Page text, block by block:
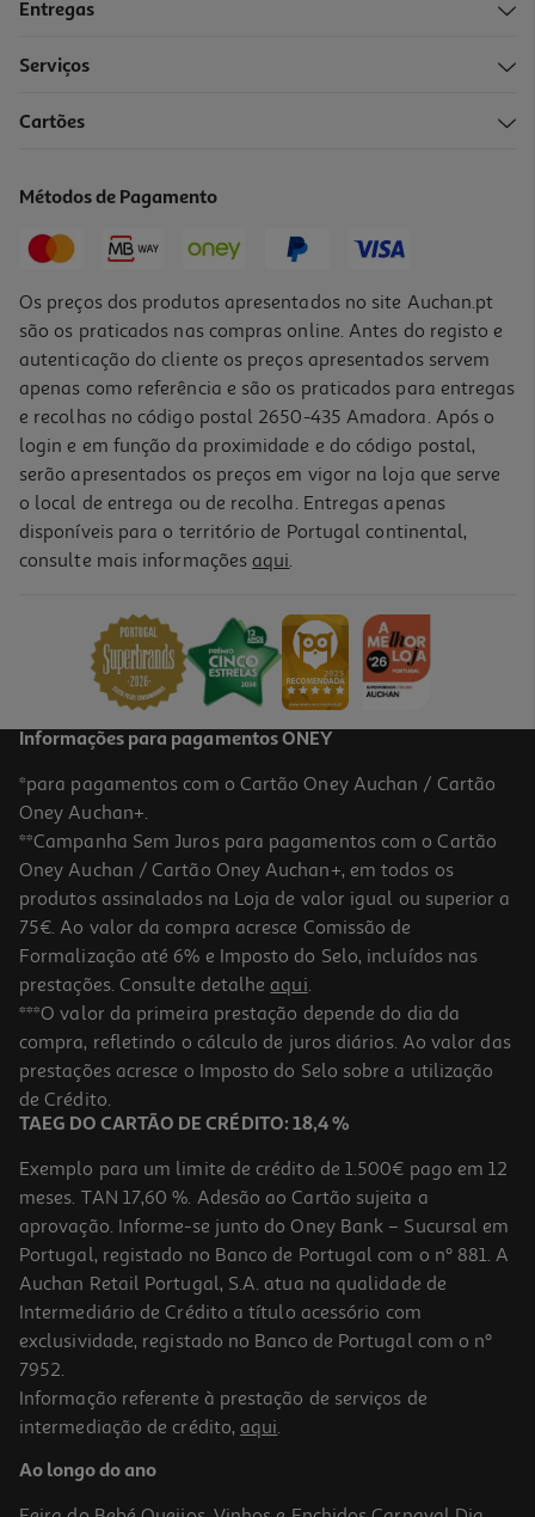
Entregas
Serviços
Cartões
Métodos de Pagamento
Os preços dos produtos apresentados no site Auchan.pt
são os praticados nas compras online. Antes do registo e
autenticação do cliente os preços apresentados servem
apenas como referência e são os praticados para entregas
e recolhas no código postal 2650-435 Amadora. Após o
login e em função da proximidade e do código postal,
serão apresentados os preços em vigor na loja que serve
o local de entrega ou de recolha. Entregas apenas
disponíveis para o território de Portugal continental,
consulte mais informações aqui.
Informações para pagamentos ONEY
*para pagamentos com o Cartão Oney Auchan / Cartão
Oney Auchan+.
**Campanha Sem Juros para pagamentos com o Cartão
Oney Auchan / Cartão Oney Auchan+, em todos os
produtos assinalados na Loja de valor igual ou superior a
75€. Ao valor da compra acresce Comissão de
Formalização até 6% e Imposto do Selo, incluídos nas
prestações. Consulte detalhe aqui.
***O valor da primeira prestação depende do dia da
compra, refletindo o cálculo de juros diários. Ao valor das
prestações acresce o Imposto do Selo sobre a utilização
de Crédito.
TAEG DO CARTÃO DE CRÉDITO: 18,4 %
Exemplo para um limite de crédito de 1.500€ pago em 12
meses. TAN 17,60 %. Adesão ao Cartão sujeita a
aprovação. Informe-se junto do Oney Bank – Sucursal em
Portugal, registado no Banco de Portugal com o nº 881. A
Auchan Retail Portugal, S.A. atua na qualidade de
Intermediário de Crédito a título acessório com
exclusividade, registado no Banco de Portugal com o nº
7952.
Informação referente à prestação de serviços de
intermediação de crédito, aqui.
Ao longo do ano